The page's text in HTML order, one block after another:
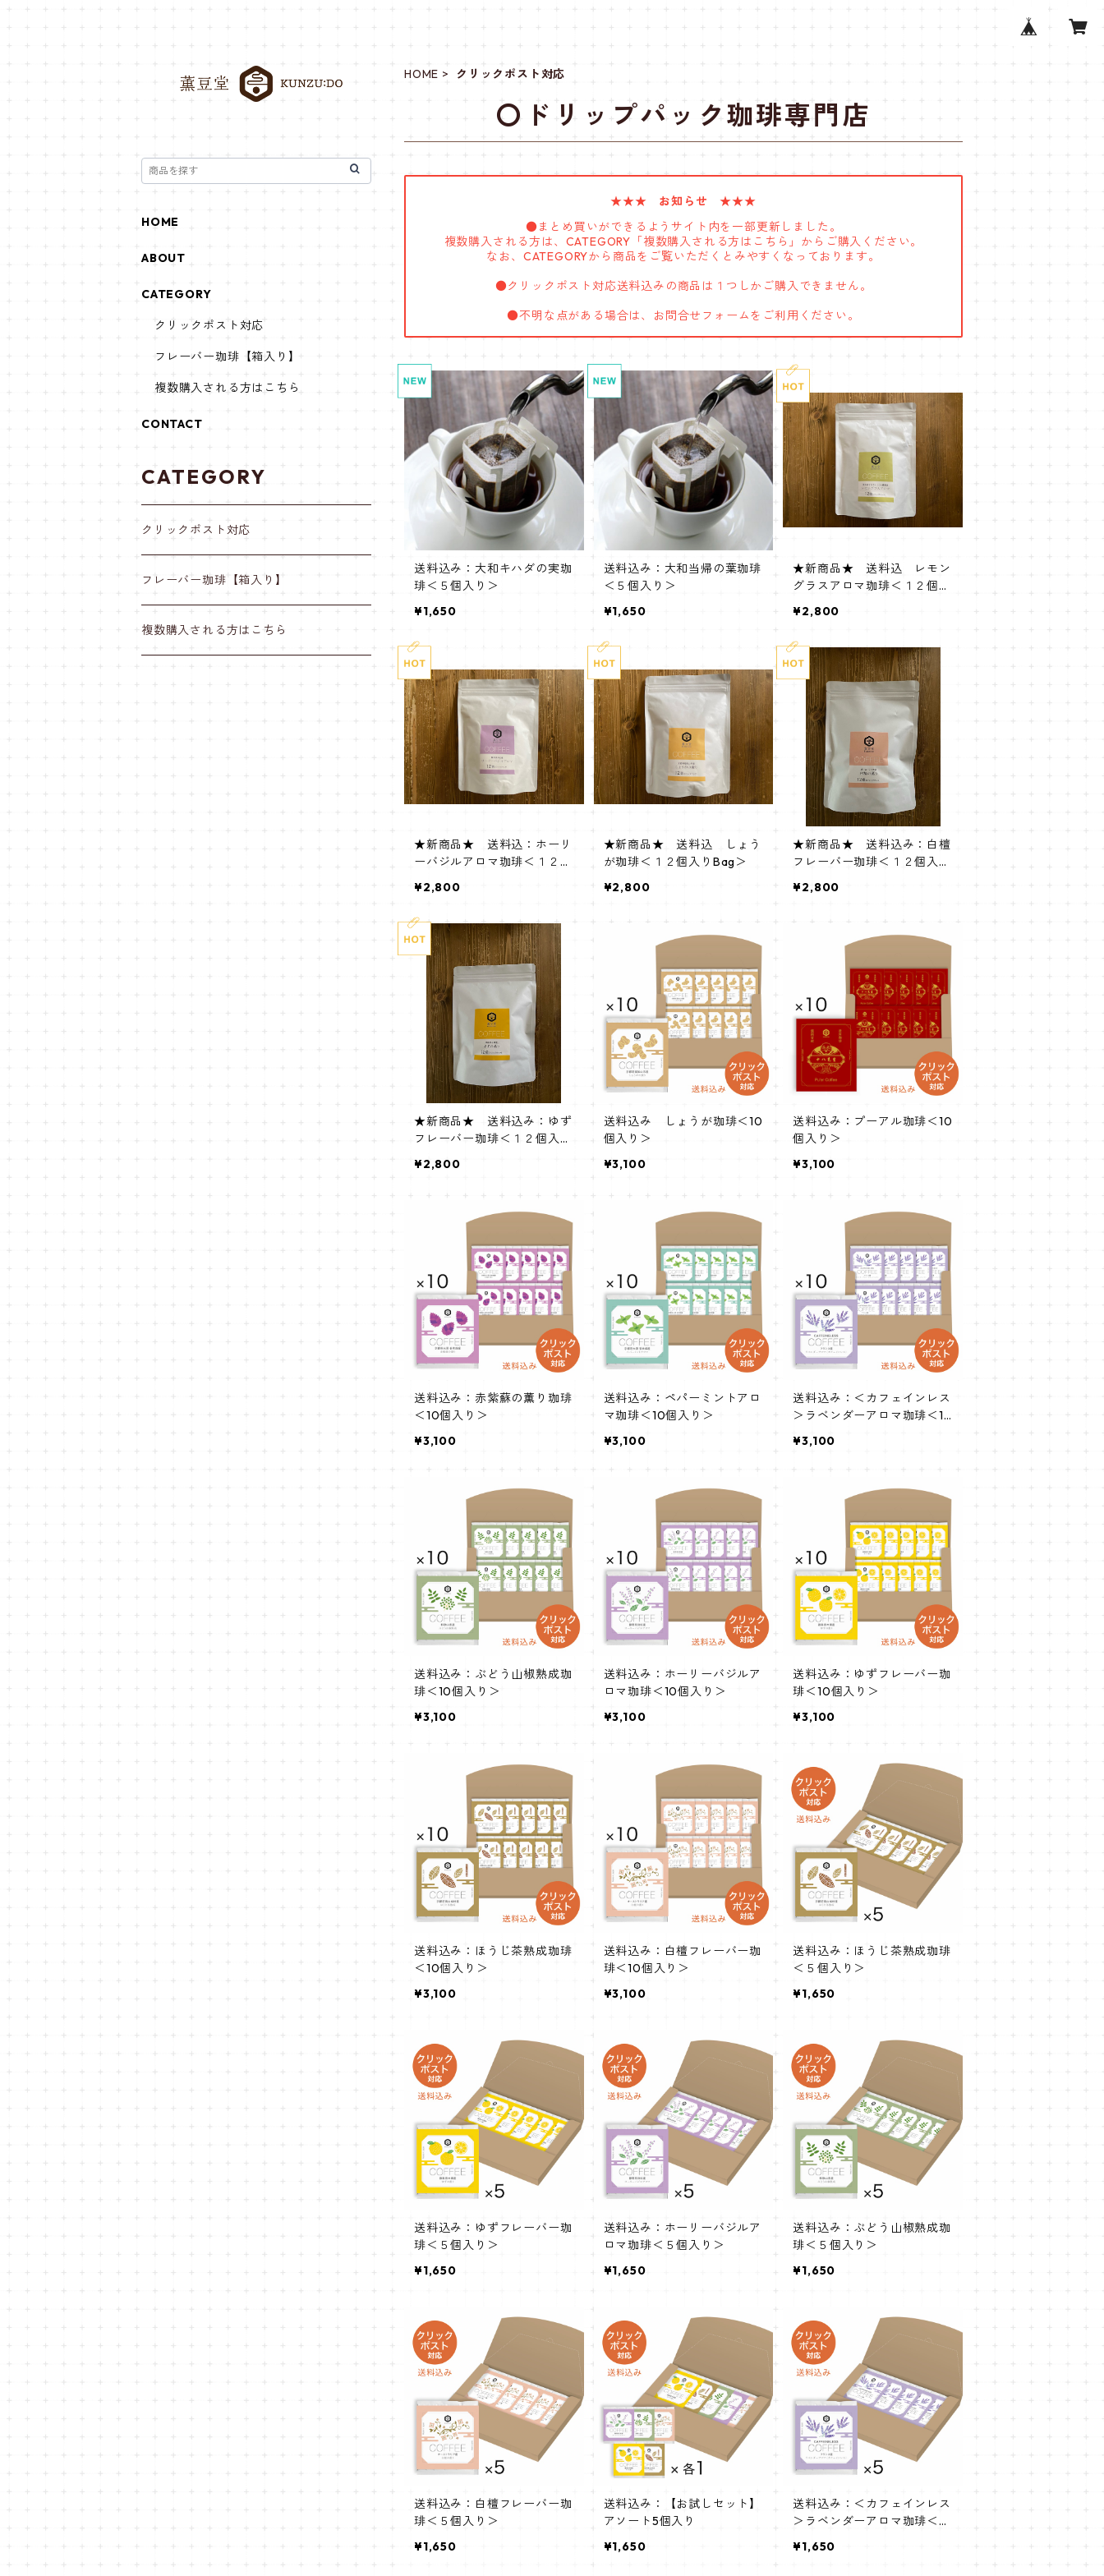
HOME クリックポスト対応
〇ドリップパック珈琲専門店
★★★ お知らせ ★★★
●まとめ買いができるようサイト内を一部更新しました。
複数購入される方は、CATEGORY「複数購入される方はこちら」からご購入ください。
なお、CATEGORYから商品をご覧いただくとみやすくなっております。
●クリックポスト対応送料込みの商品は１つしかご購入できません。
●不明な点がある場合は、お問合せフォームをご利用ください。
送料込み：大和キハダの実珈
琲＜５個入り＞
¥1,650
送料込み：大和当帰の葉珈琲
＜５個入り＞
¥1,650
★新商品★ 送料込 レモン
グラスアロマ珈琲＜１２個入
¥2,800
★新商品★ 送料込：ホーリ
ーバジルアロマ珈琲＜１２個
¥2,800
★新商品★ 送料込 しょう
が珈琲＜１２個入りBag＞
¥2,800
★新商品★ 送料込み：白檀
フレーバー珈琲＜１２個入り
¥2,800
★新商品★ 送料込み：ゆず
フレーバー珈琲＜１２個入り
¥2,800
送料込み しょうが珈琲＜10
個入り＞
¥3,100
送料込み：プーアル珈琲＜10
個入り＞
¥3,100
送料込み：赤紫蘇の薫り珈琲
＜10個入り＞
¥3,100
送料込み：ペパーミントアロ
マ珈琲＜10個入り＞
¥3,100
送料込み：＜カフェインレス
＞ラベンダーアロマ珈琲＜10
¥3,100
送料込み：ぶどう山椒熟成珈
琲＜10個入り＞
¥3,100
送料込み：ホーリーバジルア
ロマ珈琲＜10個入り＞
¥3,100
送料込み：ゆずフレーバー珈
琲＜10個入り＞
¥3,100
送料込み：ほうじ茶熟成珈琲
＜10個入り＞
¥3,100
送料込み：白檀フレーバー珈
琲＜10個入り＞
¥3,100
送料込み：ほうじ茶熟成珈琲
＜５個入り＞
¥1,650
送料込み：ゆずフレーバー珈
琲＜５個入り＞
¥1,650
送料込み：ホーリーバジルア
ロマ珈琲＜５個入り＞
¥1,650
送料込み：ぶどう山椒熟成珈
琲＜５個入り＞
¥1,650
送料込み：白檀フレーバー珈
琲＜５個入り＞
¥1,650
送料込み：【お試しセット】
アソート5個入り
¥1,650
送料込み：＜カフェインレス
＞ラベンダーアロマ珈琲＜５
¥1,650
HOME
ABOUT
CATEGORY
クリックポスト対応
フレーバー珈琲【箱入り】
複数購入される方はこちら
CONTACT
CATEGORY
クリックポスト対応
フレーバー珈琲【箱入り】
複数購入される方はこちら